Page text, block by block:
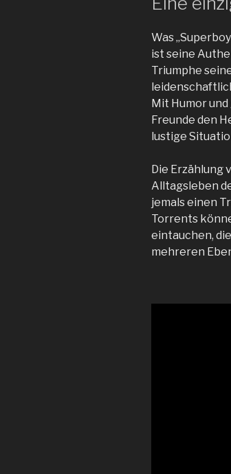
Was
ist seine
Triumphe
Mit Humor
Freunde den
lustige
Die Erzählung
Alltagsleben
jemals einen
Torrents
eintauchen,
mehreren